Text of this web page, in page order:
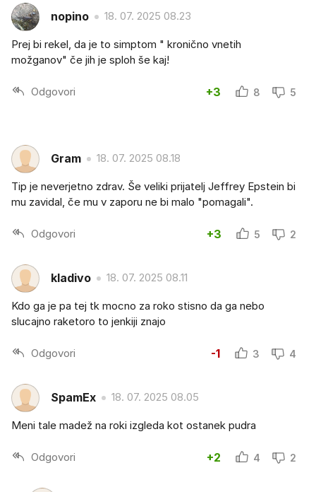
nopino 18. 07. 2025 08.23
Prej bi rekel, da je to simptom " kronično vnetih
možganov" če jih je sploh še kaj!
Odgovori +3 8 5
Gram 18. 07. 2025 08.18
Tip je neverjetno zdrav. Še veliki prijatelj Jeffrey Epstein bi
mu zavidal, če mu v zaporu ne bi malo "pomagali".
Odgovori +3 5 2
kladivo 18. 07. 2025 08.11
Kdo ga je pa tej tk mocno za roko stisno da ga nebo
slucajno raketoro to jenkiji znajo
Odgovori -1 3 4
SpamEx 18. 07. 2025 08.05
Meni tale madež na roki izgleda kot ostanek pudra
Odgovori +2 4 2